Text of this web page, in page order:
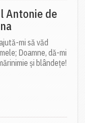
Antonie de
mi să văd
Doamne, dă-mi
şi blândeţe!